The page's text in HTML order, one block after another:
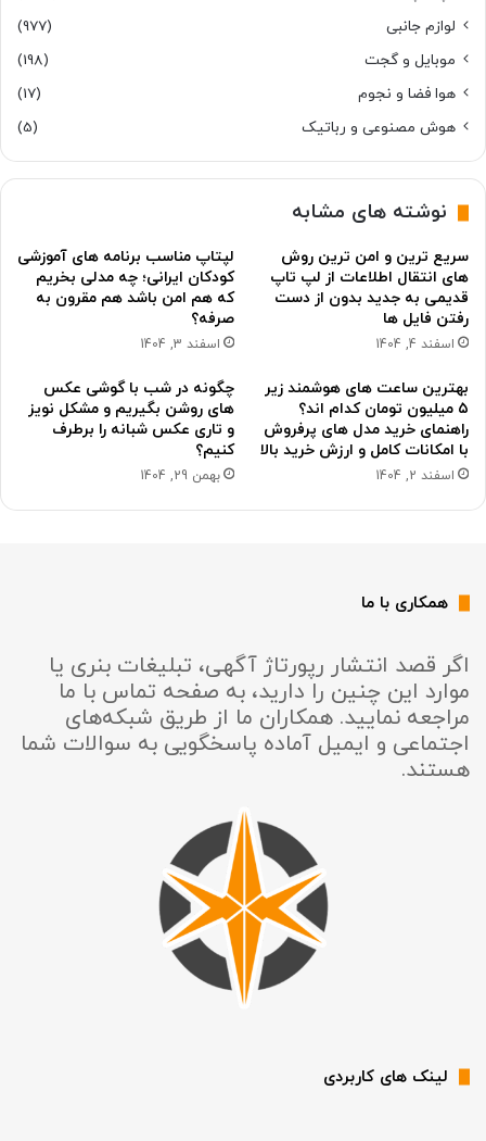
لوازم جانبی
(977)
موبایل و گجت
(198)
هوا فضا و نجوم
(17)
هوش مصنوعی و رباتیک
(5)
نوشته های مشابه
سریع ترین و امن ترین روش
های انتقال اطلاعات از لپ تاپ
قدیمی به جدید بدون از دست
رفتن فایل ها
اسفند 4, 1404
لپتاپ مناسب برنامه های آموزشی
کودکان ایرانی؛ چه مدلی بخریم
که هم امن باشد هم مقرون به
صرفه؟
اسفند 3, 1404
بهترین ساعت های هوشمند زیر
۵ میلیون تومان کدام اند؟
راهنمای خرید مدل های پرفروش
با امکانات کامل و ارزش خرید بالا
اسفند 2, 1404
چگونه در شب با گوشی عکس
های روشن بگیریم و مشکل نویز
و تاری عکس شبانه را برطرف
کنیم؟
بهمن 29, 1404
همکاری با ما
اگر قصد انتشار رپورتاژ آگهی، تبلیغات بنری یا
موارد این چنین را دارید، به صفحه تماس با ما
مراجعه نمایید. همکاران ما از طریق شبکه‌های
اجتماعی و ایمیل آماده پاسخگویی به سوالات شما
هستند.
لینک های کاربردی